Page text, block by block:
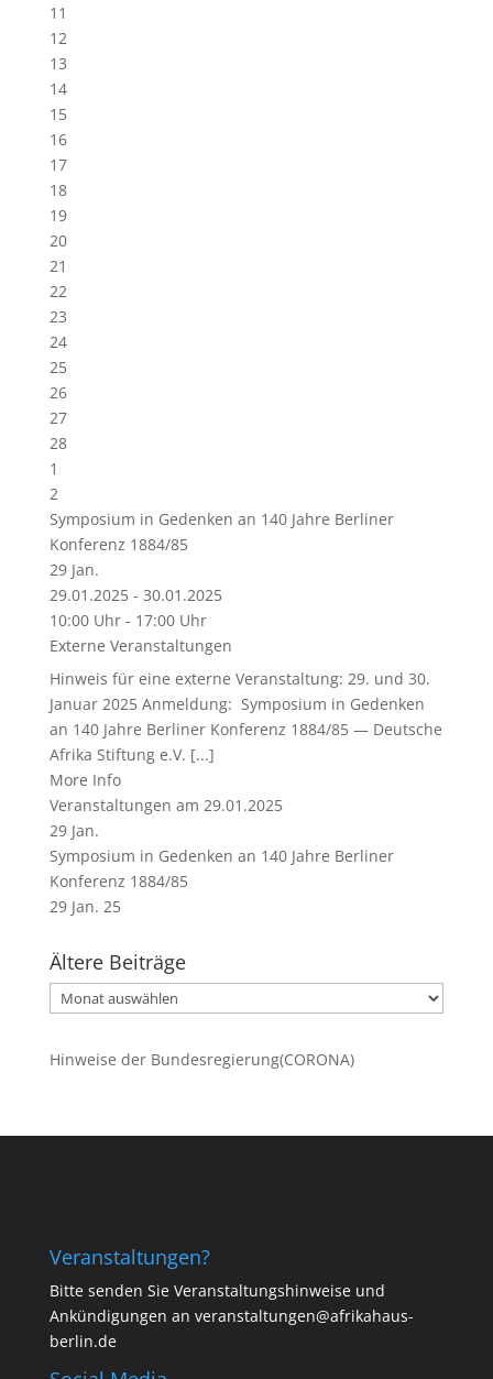
11
12
13
14
15
16
17
18
19
20
21
22
23
24
25
26
27
28
1
2
Symposium in Gedenken an 140 Jahre Berliner
Konferenz 1884/85
29 Jan.
29.01.2025 - 30.01.2025
10:00 Uhr - 17:00 Uhr
Externe Veranstaltungen
Hinweis für eine externe Veranstaltung: 29. und 30.
Januar 2025 Anmeldung: Symposium in Gedenken
an 140 Jahre Berliner Konferenz 1884/85 — Deutsche
Afrika Stiftung e.V. [...]
More Info
Veranstaltungen am 29.01.2025
29 Jan.
Symposium in Gedenken an 140 Jahre Berliner
Konferenz 1884/85
29 Jan. 25
Ältere Beiträge
Ältere
Beiträge
Hinweise der Bundesregierung(CORONA)
Veranstaltungen?
Bitte senden Sie Veranstaltungshinweise und
Ankündigungen an veranstaltungen@afrikahaus-
berlin.de